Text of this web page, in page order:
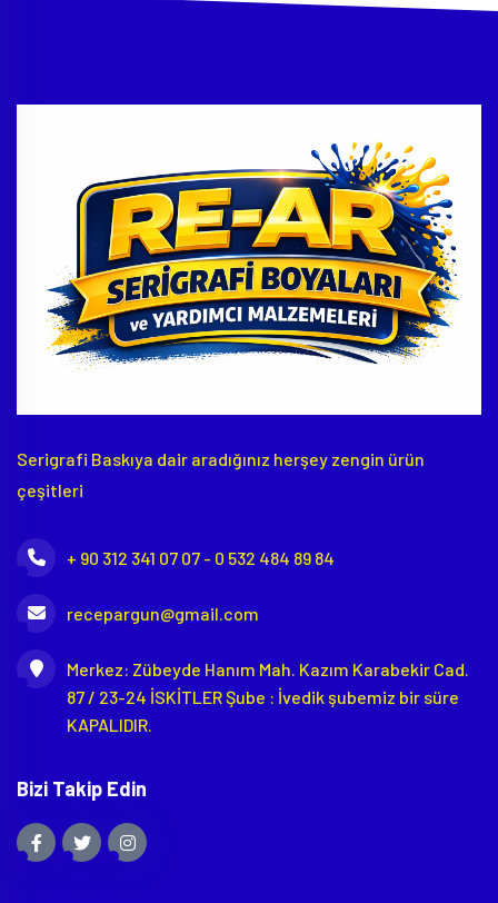
Serigrafi Baskıya dair aradığınız herşey zengin ürün
çeşitleri
+ 90 312 341 07 07 - 0 532 484 89 84
recepargun@gmail.com
Merkez: Zübeyde Hanım Mah. Kazım Karabekir Cad.
87 / 23-24 İSKİTLER Şube : İvedik şubemiz bir süre
KAPALIDIR.
Bizi Takip Edin